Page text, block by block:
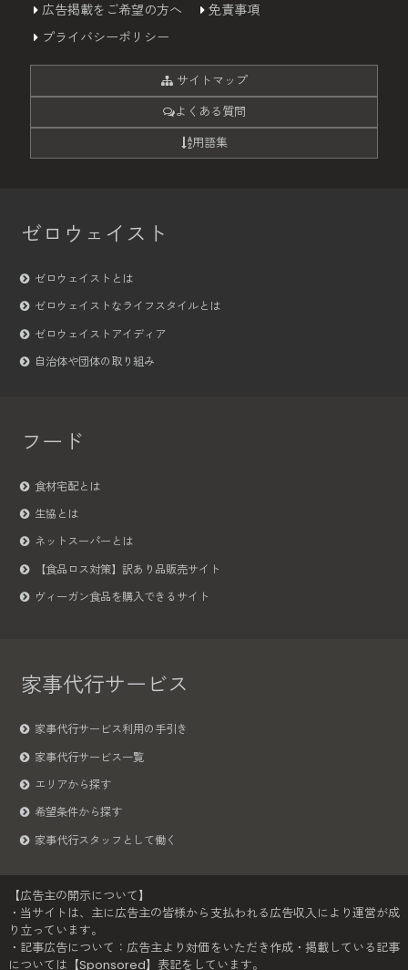
広告掲載をご希望の方へ
免責事項
プライバシーポリシー
サイトマップ
よくある質問
用語集
ゼロウェイスト
ゼロウェイストとは
ゼロウェイストなライフスタイルとは
ゼロウェイストアイディア
自治体や団体の取り組み
フード
食材宅配とは
生協とは
ネットスーパーとは
【食品ロス対策】訳あり品販売サイト
ヴィーガン食品を購入できるサイト
家事代行サービス
家事代行サービス利用の手引き
家事代行サービス一覧
エリアから探す
希望条件から探す
家事代行スタッフとして働く
【広告主の開示について】
・当サイトは、主に広告主の皆様から支払われる広告収入により運営が成
り立っています。
・記事広告について：広告主より対価をいただき作成・掲載している記事
については【Sponsored】表記をしています。